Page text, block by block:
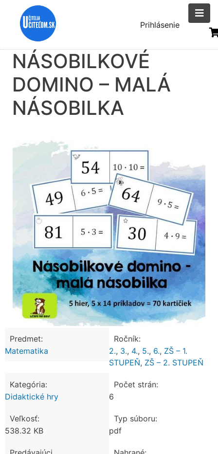
Menu
účtu
Prihlásenie
NÁSOBILKOVÉ
DOMINO – MALÁ
NÁSOBILKA
Predmet:
Matematika
Ročník:
2., 3., 4., 5., 6., ZŠ – 1.
STUPEŇ, ZŠ – 2. STUPEŇ
Kategória:
Didaktické hry
Počet strán:
6
Veľkosť:
538.32 KB
Typ súboru:
pdf